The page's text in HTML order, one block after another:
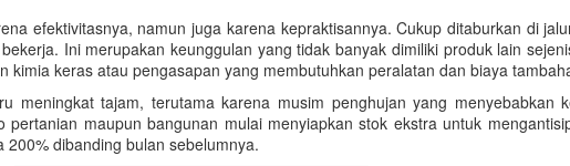
efektivitasnya, namun juga karena kepraktisannya. Cukup ditaburkan di
Ini merupakan keunggulan yang tidak banyak dimiliki produk lain
keras atau pengasapan yang membutuhkan peralatan dan biaya
tajam, terutama karena musim penghujan yang menyebabkan
maupun bangunan mulai menyiapkan stok ekstra untuk
dibanding bulan sebelumnya.